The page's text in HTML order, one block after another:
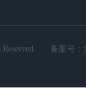
备案号：